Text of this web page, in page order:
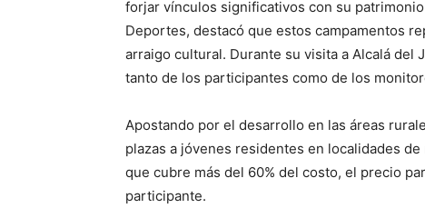
forjar vínculos significativos con su
Deportes, destacó que estos campamentos
arraigo cultural. Durante su visita a Alcalá del
tanto de los participantes como de los
Apostando por el desarrollo en las áreas
plazas a jóvenes residentes en localidades
que cubre más del 60% del costo, el precio
participante.